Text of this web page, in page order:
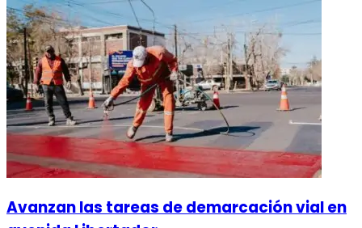
Avanzan las tareas de demarcación vial en